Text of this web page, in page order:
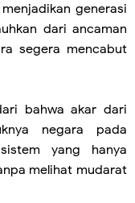
generasi
dari ancaman
segera mencabut
bahwa akar dari
negara pada
yang hanya
melihat mudarat